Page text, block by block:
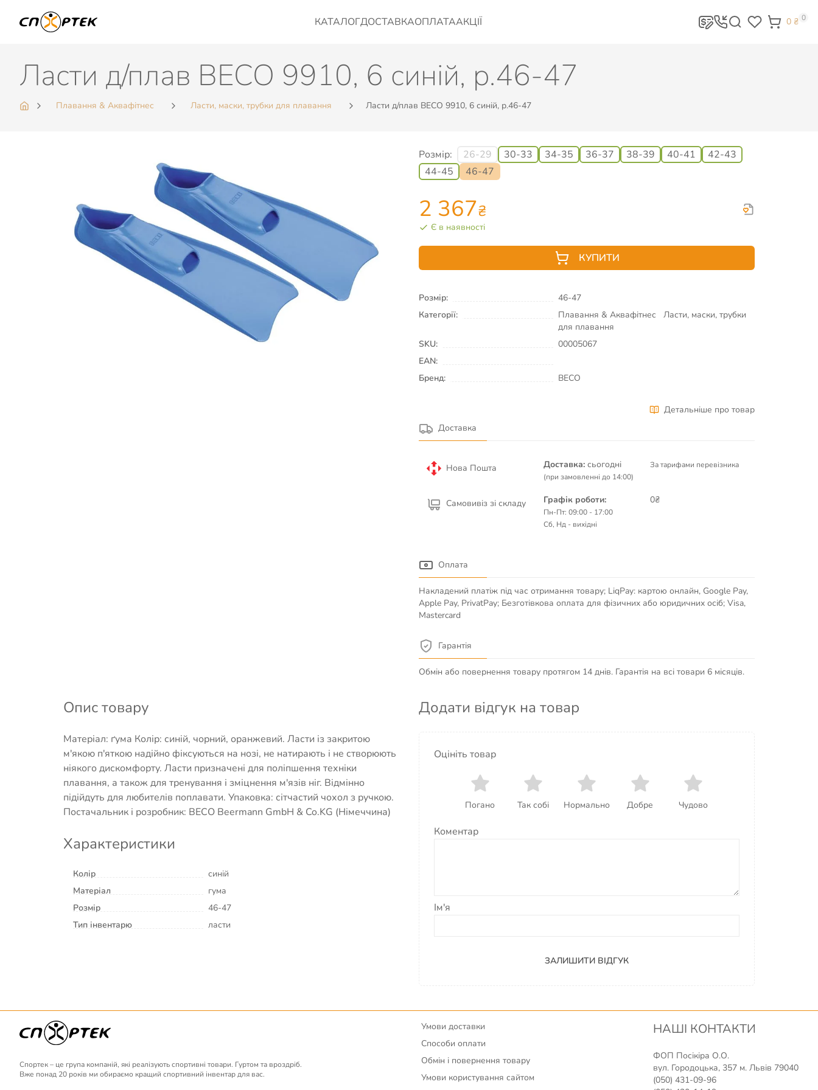
КАТАЛОГДОСТАВКАОПЛАТААКЦІЇ 0 ₴ 0
Ласти д/плав BECO 9910, 6 синій, р.46-47
Плавання & Аквафітнес Ласти, маски, трубки для плавання Ласти д/плав BECO 9910, 6 синій, р.46-47
Розмір: 26-29 30-33 34-35 36-37 38-39 40-41
42-43
44-45
46-47
2 367₴
Є в наявності
КУПИТИ
Розмір:
46-47
Категорії:
Плавання & Аквафітнес
Ласти, маски, трубки
для плавання
SKU:
00005067
EAN:
Бренд:
BECO
Детальніше про товар
Доставка
Нова Пошта Доставка: сьогодні
(при замовленні до 14:00)
За тарифами перевізника
Самовивіз зі складу Графік роботи:
Пн-Пт: 09:00 - 17:00
Сб, Нд - вихідні
0₴
Оплата
Накладений платіж під час отримання товару; LiqPay: картою онлайн, Google Pay,
Apple Pay, PrivatPay; Безготівкова оплата для фізичних або юридичних осіб; Visa,
Mastercard
Гарантія
Обмін або повернення товару протягом 14 днів. Гарантія на всі товари 6 місяців.
Опис товару
Матеріал: ґума Колір: синій, чорний, оранжевий. Ласти із закритою
м'якою п'яткою надійно фіксуються на нозі, не натирають і не створюють
ніякого дискомфорту. Ласти призначені для поліпшення техніки
плавання, а також для тренування і зміцнення м'язів ніг. Відмінно
підійдуть для любителів поплавати. Упаковка: сітчастий чохол з ручкою.
Постачальник і розробник: BECO Beermann GmbH & Co.KG (Німеччина)
Характеристики
Колір
синій
Матеріал
гума
Розмір
46-47
Тип інвентарю
ласти
Додати відгук на товар
Оцініть товар
Погано Так собі Нормально Добре Чудово
Коментар
Ім'я
ЗАЛИШИТИ ВІДГУК
Спортек – це група компаній, які реалізують спортивні товари. Гуртом та вроздріб.
Вже понад 20 років ми обираємо кращий спортивний інвентар для вас.
Умови доставки
Способи оплати
Обмін і повернення товару
Умови користування сайтом
НАШІ КОНТАКТИ
ФОП Посікіра О.О.
вул. Городоцька, 357 м. Львів 79040
(050) 431-09-96